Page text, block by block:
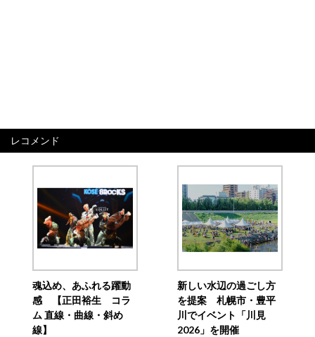
レコメンド
魂込め、あふれる躍動
感 【正田裕生 コラ
ム 直線・曲線・斜め
線】
新しい水辺の過ごし方
を提案 札幌市・豊平
川でイベント「川見
2026」を開催